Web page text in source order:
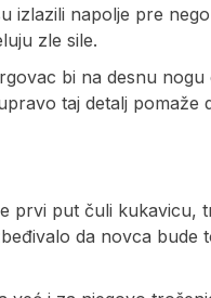
izlazili napolje pre
zle sile.
bi na desnu
taj detalj pomaže
prvi put čuli kukavicu,
da novca bude